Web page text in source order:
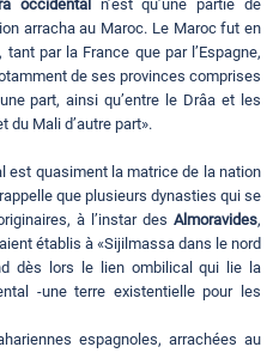
occidental
n’est qu’une partie de
arracha au Maroc. Le Maroc fut en
par la France que par l’Espagne,
de ses provinces comprises
part, ainsi qu’entre le Drâa et les
du Mali d’autre part».
est quasiment la matrice de la nation
que plusieurs dynasties qui se
à l’instar des Almoravides,
établis à «Sijilmassa dans le nord
dès lors le lien ombilical qui lie la
-une terre existentielle pour les
espagnoles, arrachées au